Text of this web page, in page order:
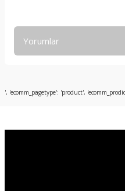
Yorumlar
Bu ürüne ilk
', 'ecomm_pagetype': 'product',